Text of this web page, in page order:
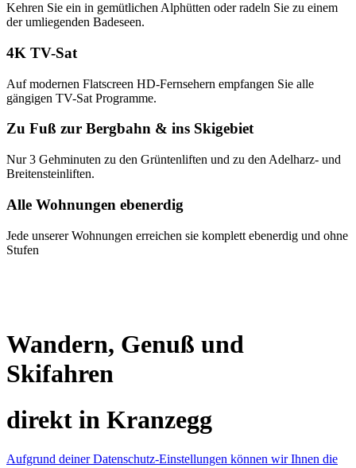
Kehren Sie ein in gemütlichen Alphütten oder radeln Sie zu einem
der umliegenden Badeseen.
4K TV-Sat
Auf modernen Flatscreen HD-Fernsehern empfangen Sie alle
gängigen TV-Sat Programme.
Zu Fuß zur Bergbahn & ins Skigebiet
Nur 3 Gehminuten zu den Grüntenliften und zu den Adelharz- und
Breitensteinliften.
Alle Wohnungen ebenerdig
Jede unserer Wohnungen erreichen sie komplett ebenerdig und ohne
Stufen
Wandern, Genuß und
Skifahren
direkt in Kranzegg
Aufgrund deiner Datenschutz-Einstellungen können wir Ihnen die